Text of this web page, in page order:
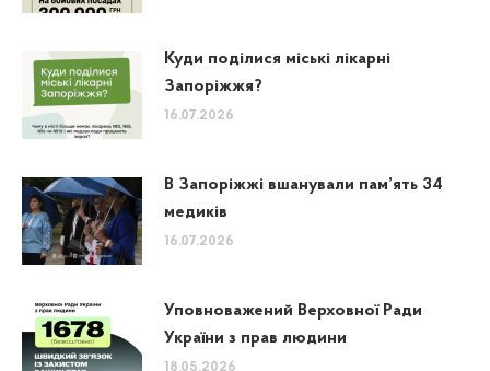
Куди поділися міські лікарні
Запоріжжя?
16.07.2026
В Запоріжжі вшанували пам’ять 34
медиків
16.07.2026
Уповноважений Верховної Ради
України з прав людини
18.05.2026